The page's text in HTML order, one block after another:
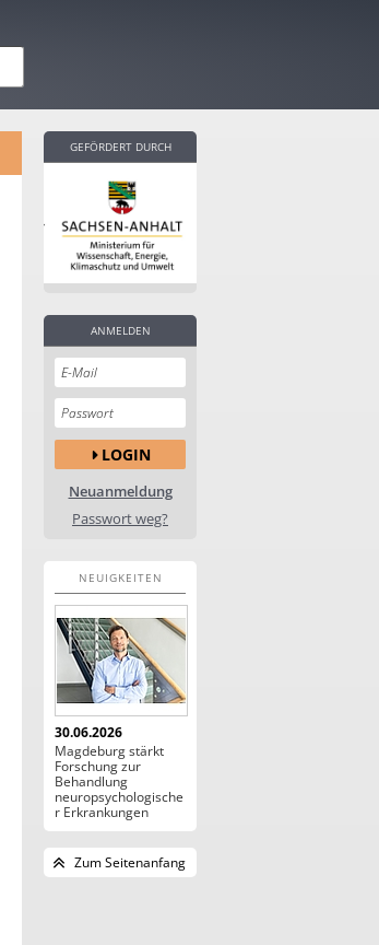
GEFÖRDERT DURCH
ANMELDEN
LOGIN
Neuanmeldung
Passwort weg?
NEUIGKEITEN
30.06.2026
Magdeburg stärkt
Forschung zur
Behandlung
neuropsychologische
r Erkrankungen
Zum Seitenanfang